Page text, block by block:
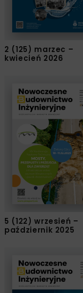
2 (125) marzec –
kwiecień 2026
5 (122) wrzesień –
październik 2025